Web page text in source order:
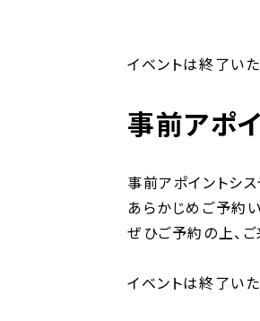
イベントは終了いた
事前アポ
事前アポイントシ
あらかじめご予約
ぜひご予約の上、ご
イベントは終了いた